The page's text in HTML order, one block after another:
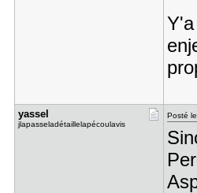
yassel
jlapasseladétaillelapécoulavis
Posté